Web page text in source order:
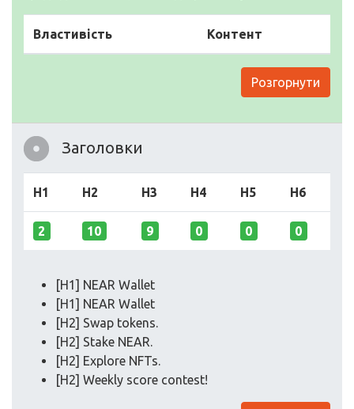
Властивість Контент
Розгорнути
Заголовки
H1 H2 H3 H4 H5 H6
2 10 9 0 0 0
[H1] NEAR Wallet
[H1] NEAR Wallet
[H2] Swap tokens.
[H2] Stake NEAR.
[H2] Explore NFTs.
[H2] Weekly score contest!